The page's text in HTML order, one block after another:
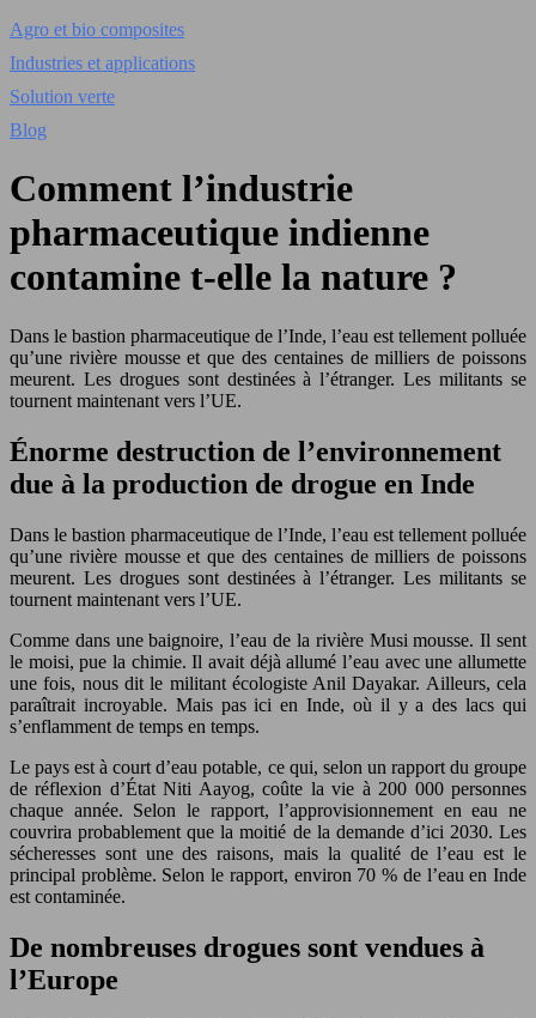
Agro et bio composites
Industries et applications
Solution verte
Blog
Comment l’industrie
pharmaceutique indienne
contamine t-elle la nature ?
Dans le bastion pharmaceutique de l’Inde, l’eau est tellement polluée
qu’une rivière mousse et que des centaines de milliers de poissons
meurent. Les drogues sont destinées à l’étranger. Les militants se
tournent maintenant vers l’UE.
Énorme destruction de l’environnement
due à la production de drogue en Inde
Dans le bastion pharmaceutique de l’Inde, l’eau est tellement polluée
qu’une rivière mousse et que des centaines de milliers de poissons
meurent. Les drogues sont destinées à l’étranger. Les militants se
tournent maintenant vers l’UE.
Comme dans une baignoire, l’eau de la rivière Musi mousse. Il sent
le moisi, pue la chimie. Il avait déjà allumé l’eau avec une allumette
une fois, nous dit le militant écologiste Anil Dayakar. Ailleurs, cela
paraîtrait incroyable. Mais pas ici en Inde, où il y a des lacs qui
s’enflamment de temps en temps.
Le pays est à court d’eau potable, ce qui, selon un rapport du groupe
de réflexion d’État Niti Aayog, coûte la vie à 200 000 personnes
chaque année. Selon le rapport, l’approvisionnement en eau ne
couvrira probablement que la moitié de la demande d’ici 2030. Les
sécheresses sont une des raisons, mais la qualité de l’eau est le
principal problème. Selon le rapport, environ 70 % de l’eau en Inde
est contaminée.
De nombreuses drogues sont vendues à
l’Europe